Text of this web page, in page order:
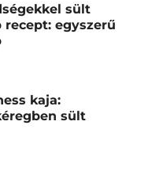
sült
recept: egyszerű
kaja:
sült